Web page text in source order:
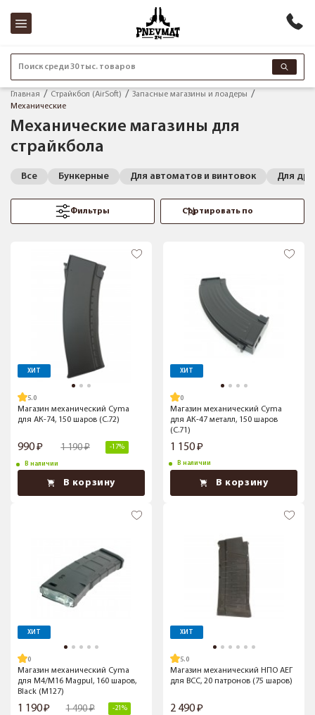
Поиск среди 30 тыс. товаров
Главная Страйкбол (AirSoft)
Запасные магазины и лоадеры
Механические
Механические магазины для
страйкбола
Все Бункерные Для автоматов и винтовок Для
Фильтры
ХИТ
5.0
Магазин механический Cyma
для АК-74, 150 шаров (C.72)
990 1 190 -17%
В наличии
В корзину
ХИТ
Магазин механический Cyma
для АК-47 металл, 150 шаров
(C.71)
1 150
В наличии
В корзину
ХИТ
Магазин механический Cyma
для M4/M16 Magpul, 160 шаров,
Black (M127)
1 190 1 490 -21%
ХИТ
5.0
Магазин механический НПО АЕГ
для ВСС, 20 патронов (75 шаров)
2 490